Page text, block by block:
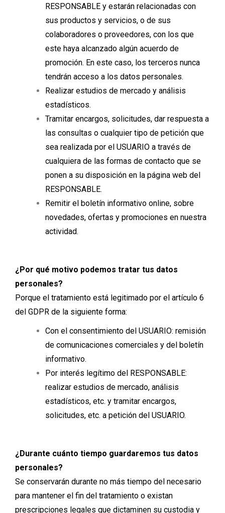
RESPONSABLE y estarán relacionadas con
sus productos y servicios, o de sus
colaboradores o proveedores, con los que
este haya alcanzado algún acuerdo de
promoción. En este caso, los terceros nunca
tendrán acceso a los datos personales.
Realizar estudios de mercado y análisis
estadísticos.
Tramitar encargos, solicitudes, dar respuesta a
las consultas o cualquier tipo de petición que
sea realizada por el USUARIO a través de
cualquiera de las formas de contacto que se
ponen a su disposición en la página web del
RESPONSABLE.
Remitir el boletín informativo online, sobre
novedades, ofertas y promociones en nuestra
actividad.
¿Por qué motivo podemos tratar tus datos
personales?
Porque el tratamiento está legitimado por el artículo 6
del GDPR de la siguiente forma:
Con el consentimiento del USUARIO: remisión
de comunicaciones comerciales y del boletín
informativo.
Por interés legítimo del RESPONSABLE:
realizar estudios de mercado, análisis
estadísticos, etc. y tramitar encargos,
solicitudes, etc. a petición del USUARIO.
¿Durante cuánto tiempo guardaremos tus datos
personales?
Se conservarán durante no más tiempo del necesario
para mantener el fin del tratamiento o existan
prescripciones legales que dictaminen su custodia y